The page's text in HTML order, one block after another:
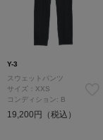
Y-3
スウェットパンツ
サイズ：XXS
コンディション: B
19,200円（税込）